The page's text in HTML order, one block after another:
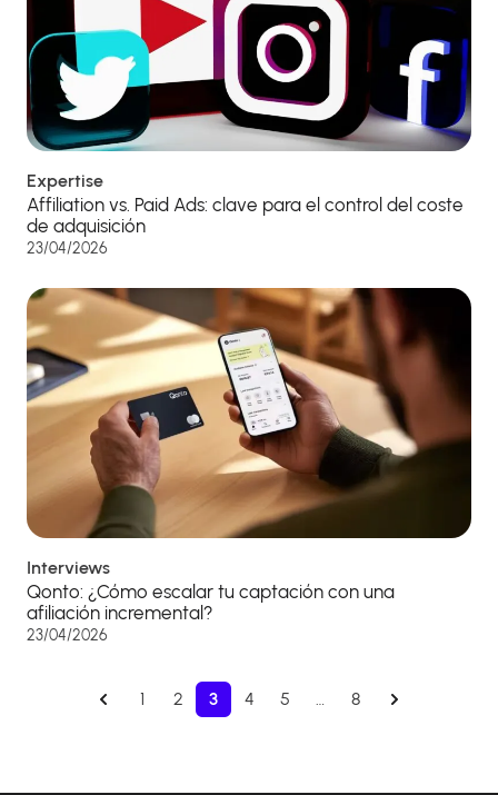
Expertise
Affiliation vs. Paid Ads: clave para el control del coste
de adquisición
23/04/2026
Interviews
Qonto: ¿Cómo escalar tu captación con una
afiliación incremental?
23/04/2026
1 2 3 4 5 … 8